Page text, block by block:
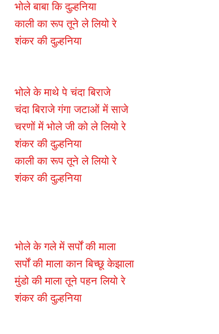
भोले बाबा कि दुल्हनिया
काली का रूप तूने ले लियो रे
शंकर की दुल्हनिया
भोले के माथे पे चंदा बिराजे
चंदा बिराजे गंगा जटाओं में साजे
चरणों में भोले जी को ले लियो रे
शंकर की दुल्हनिया
काली का रूप तूने ले लियो रे
शंकर की दुल्हनिया
भोले के गले में सर्पों की माला
सर्पों की माला कान बिच्छू केझाला
मुंडो की माला तूने पहन लियो रे
शंकर की दुल्हनिया